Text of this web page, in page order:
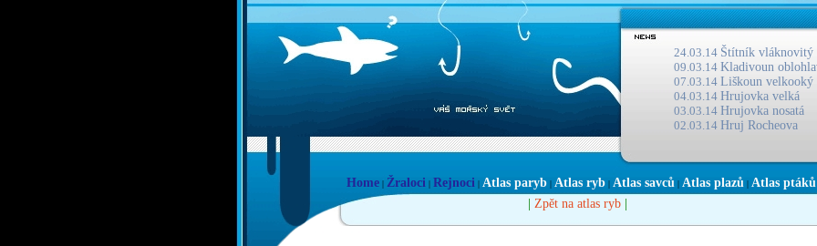
24.03.14 Štítník vláknovitý
09.03.14 Kladivoun
07.03.14 Liškoun velkooký
04.03.14 Hrujovka velká
03.03.14 Hrujovka nosatá
02.03.14 Hruj Rocheova
Home | Žraloci | Rejnoci | Atlas paryb | Atlas ryb | Atlas savců | Atlas plazů | Atlas ptáků
| Zpět na atlas ryb |